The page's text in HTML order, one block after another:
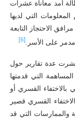
أمد معاناة عشرات
التي لديها
الاحتجاز التابعة
على الأسر.
[6]
عدة تقارير حول
التي قدمتها
بالاختفاء القسري أو
القسري قصير
والممارسات التي قد